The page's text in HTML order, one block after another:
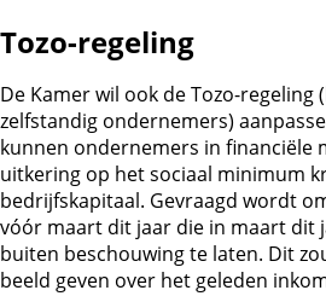
Tozo-regeling
De Kamer wil ook de Tozo-regeling
zelfstandig ondernemers)
kunnen ondernemers in financiële
uitkering op het sociaal minimum
bedrijfskapitaal. Gevraagd wordt
vóór maart dit jaar die in maart dit
buiten beschouwing te laten. Dit
beeld geven over het geleden